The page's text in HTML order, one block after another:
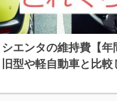
シエンタの維持費【年
旧型や軽自動車と比